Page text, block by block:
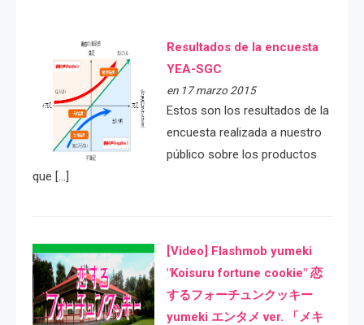
Resultados de la encuesta
YEA-SGC
en 17 marzo 2015
Estos son los resultados de la
encuesta realizada a nuestro
público sobre los productos
que […]
[Video] Flashmob yumeki
"Koisuru fortune cookie" 恋
するフォーチュンクッキー
yumeki エンタメ ver. 「メキ